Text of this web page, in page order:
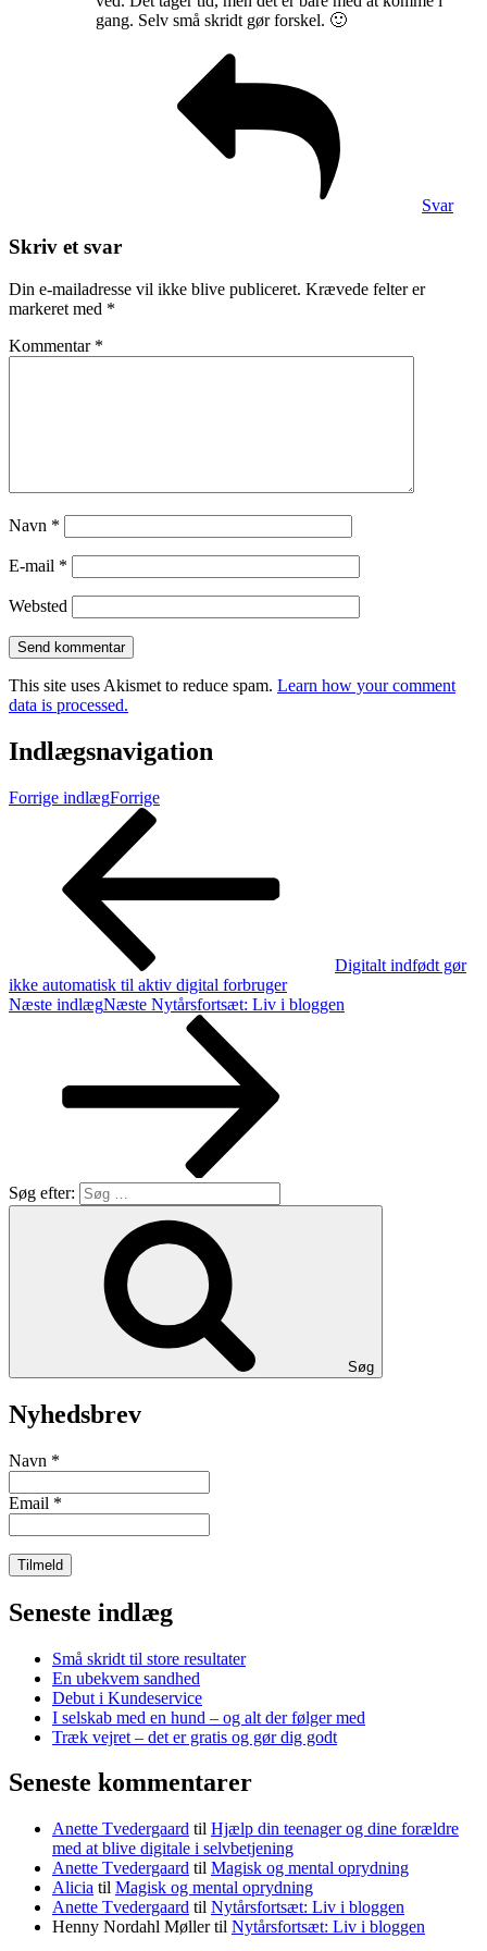
gang. Selv små skridt gør forskel. 🙂
Svar
Skriv et svar
Din e-mailadresse vil ikke blive publiceret. Krævede felter er
markeret med *
Kommentar *
Navn *
E-mail *
Websted
This site uses Akismet to reduce spam. Learn how your comment
data is processed.
Indlægsnavigation
Forrige indlægForrige
Digitalt indfødt gør
ikke automatisk til aktiv digital forbruger
Næste indlægNæste Nytårsfortsæt: Liv i bloggen
Søg efter:
Søg
Nyhedsbrev
Navn *
Email *
Seneste indlæg
Små skridt til store resultater
En ubekvem sandhed
Debut i Kundeservice
I selskab med en hund – og alt der følger med
Træk vejret – det er gratis og gør dig godt
Seneste kommentarer
Anette Tvedergaard til Hjælp din teenager og dine forældre
med at blive digitale i selvbetjening
Anette Tvedergaard til Magisk og mental oprydning
Alicia til Magisk og mental oprydning
Anette Tvedergaard til Nytårsfortsæt: Liv i bloggen
Henny Nordahl Møllertil Nytårsfortsæt: Liv i bloggen